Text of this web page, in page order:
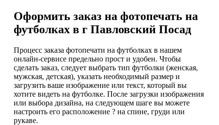
Оформить заказ на фотопечать на
футболках в г Павловский Посад
Процесс заказа фотопечати на футболках в нашем
онлайн-сервисе предельно прост и удобен. Чтобы
сделать заказ, следует выбрать тип футболки (женская,
мужская, детская), указать необходимый размер и
загрузить ваше изображение или текст, который вы
хотите видеть на футболке. После загрузки изображения
или выбора дизайна, на следующем шаге вы можете
настроить его расположение ? на спине, груди или
рукаве.